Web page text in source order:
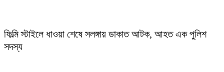
ফিল্মি স্টাইলে ধাওয়া শেষে সলঙ্গায় ডাকাত আটক, আহত এক পুলিশ
সদস্য